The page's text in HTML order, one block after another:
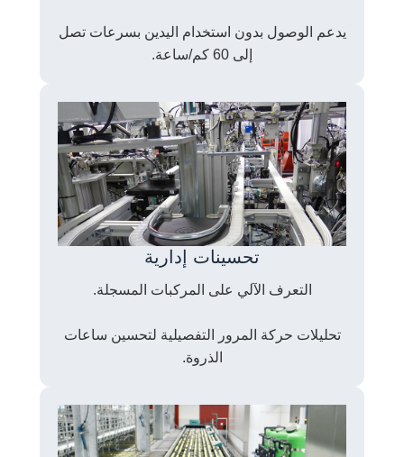
يدعم الوصول بدون استخدام اليدين بسرعات تصل
إلى 60 كم/ساعة.
تحسينات إدارية
التعرف الآلي على المركبات المسجلة.
تحليلات حركة المرور التفصيلية لتحسين ساعات
الذروة.